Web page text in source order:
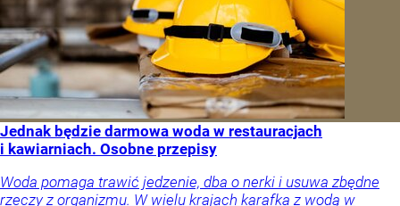
Jednak będzie darmowa woda w restauracjach
i kawiarniach. Osobne przepisy
Woda pomaga trawić jedzenie, dba o nerki i usuwa zbędne
rzeczy z organizmu. W wielu krajach karafka z wodą w